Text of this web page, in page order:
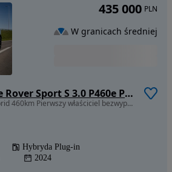
Land Rover Range Rover Sport S 3.0 P460e PHEV Dynamic HSE
2997 cm3 • 460 KM • Hybrid 460km Pierwszy właściciel bezwypadkowy full opcja fv VAT
Hybryda Plug-in
2024
435 000 PLN
W granicach średniej